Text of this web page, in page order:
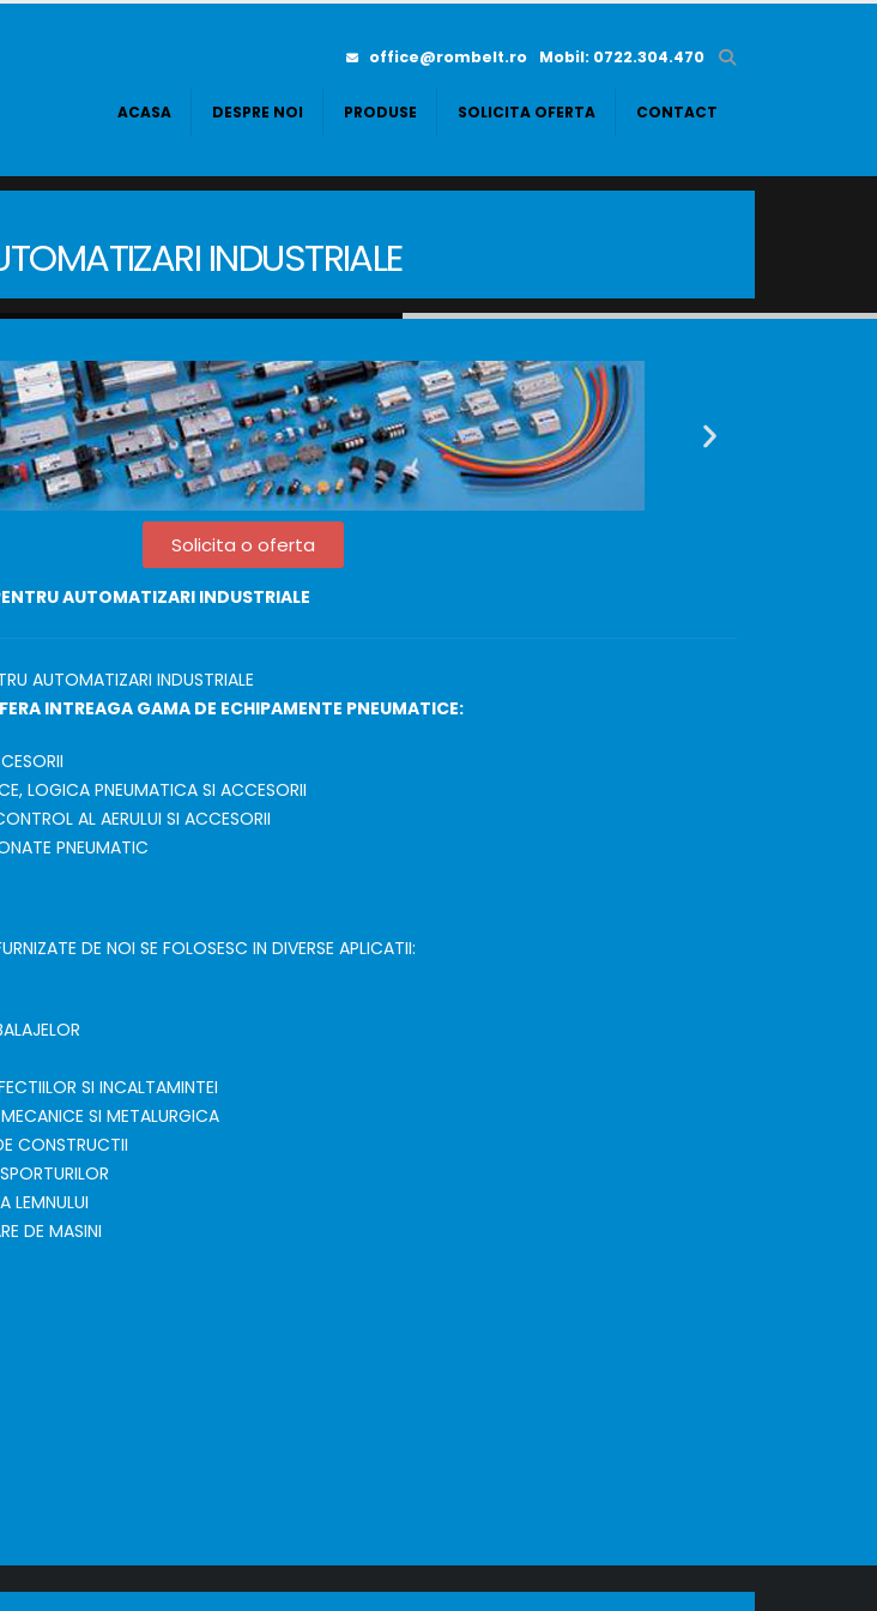
office@rombelt.ro Mobil: 0722.304.470
ACASA DESPRE NOI PRODUSE SOLICITA OFERTA CONTACT
INDUSTRIALE
Solicita o oferta
AUTOMATIZARI INDUSTRIALE
AUTOMATIZARI INDUSTRIALE
INTREAGA GAMA DE ECHIPAMENTE PNEUMATICE:
LOGICA PNEUMATICA SI ACCESORII
AL AERULUI SI ACCESORII
PNEUMATIC
DE NOI SE FOLOSESC IN DIVERSE APLICATII:
SI INCALTAMINTEI
SI METALURGICA
CONSTRUCTII
LEMNULUI
DE MASINI